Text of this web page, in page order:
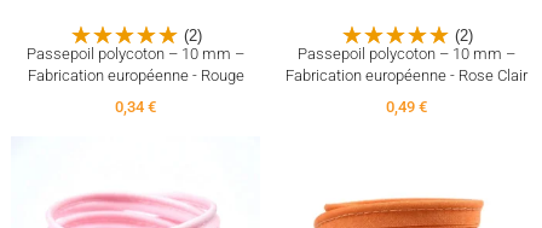
(2)
Passepoil polycoton – 10 mm –
Fabrication européenne - Rouge
0,34 €
(2)
Passepoil polycoton – 10 mm –
Fabrication européenne - Rose Clair
0,49 €